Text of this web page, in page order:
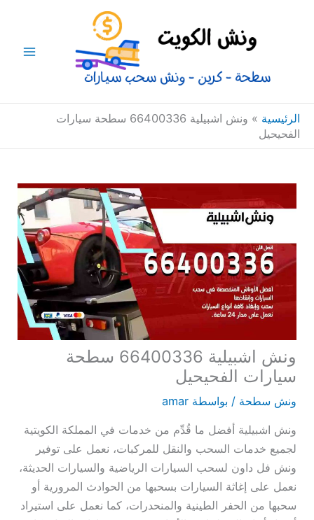
الرئيسية »
ونش اشبيلية 66400336 سطحة سيارات
الفحيحيل
ونش اشبيلية 66400336 سطحة
سيارات الفحيحيل
ونش سطحة / بواسطة amar
ونش اشبيلية أفضل ما قُدِّم من خدمات في المملكة الكويتية
لجميع خدمات السحب والنقل للمركبات، نعمل على توفير
ونش فل داون لسحب السيارات الرياضية والسيارات الحديثة،
نعمل على إغاثة السيارات بسحبها من الحوادث المرورية أو
سحبها من الحفر الطينية والمنحدرات، كما نعمل على استيراد